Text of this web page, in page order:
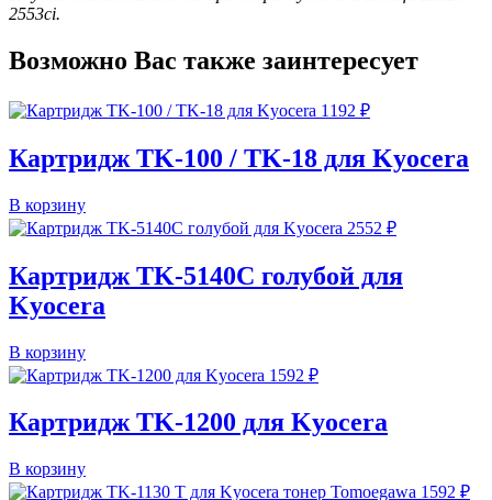
2553ci.
Возможно Вас также заинтересует
1192 ₽
Картридж TK-100 / TK-18 для Kyocera
В корзину
2552 ₽
Картридж TK-5140C голубой для
Kyocera
В корзину
1592 ₽
Картридж TK-1200 для Kyocera
В корзину
1592 ₽